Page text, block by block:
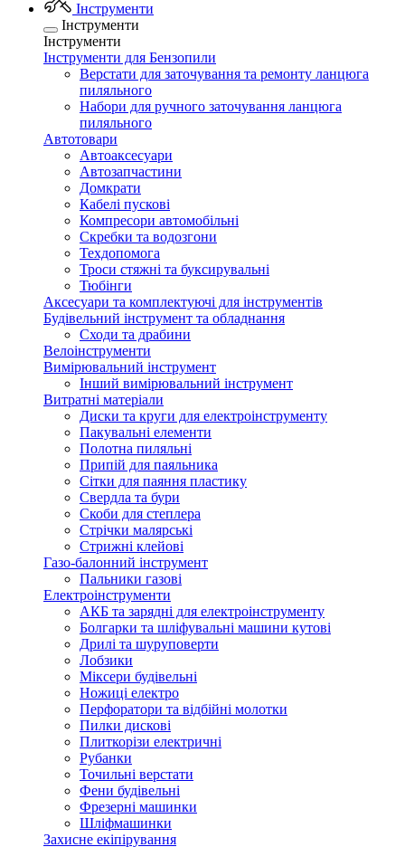
Інструменти
Інструменти
Інструменти
Інструменти для Бензопили
Верстати для заточування та ремонту ланцюга
пиляльного
Набори для ручного заточування ланцюга
пиляльного
Автотовари
Автоаксесуари
Автозапчастини
Домкрати
Кабелі пускові
Компресори автомобільні
Скребки та водозгони
Техдопомога
Троси стяжні та буксирувальні
Тюбінги
Аксесуари та комплектуючі для інструментів
Будівельний інструмент та обладнання
Сходи та драбини
Велоінструменти
Вимірювальний інструмент
Інший вимірювальний інструмент
Витратні матеріали
Диски та круги для електроінструменту
Пакувальні елементи
Полотна пиляльні
Припій для паяльника
Сітки для паяння пластику
Свердла та бури
Скоби для степлера
Стрічки малярські
Стрижні клейові
Газо-балонний інструмент
Пальники газові
Електроінструменти
АКБ та зарядні для електроінструменту
Болгарки та шліфувальні машини кутові
Дрилі та шуруповерти
Лобзики
Міксери будівельні
Ножиці електро
Перфоратори та відбійні молотки
Пилки дискові
Плиткорізи електричні
Рубанки
Точильні верстати
Фени будівельні
Фрезерні машинки
Шліфмашинки
Захисне екіпірування